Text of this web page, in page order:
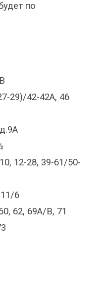
по
29)/42-42А, 46
12-28, 39-61/50-
6
62, 69А/В, 71